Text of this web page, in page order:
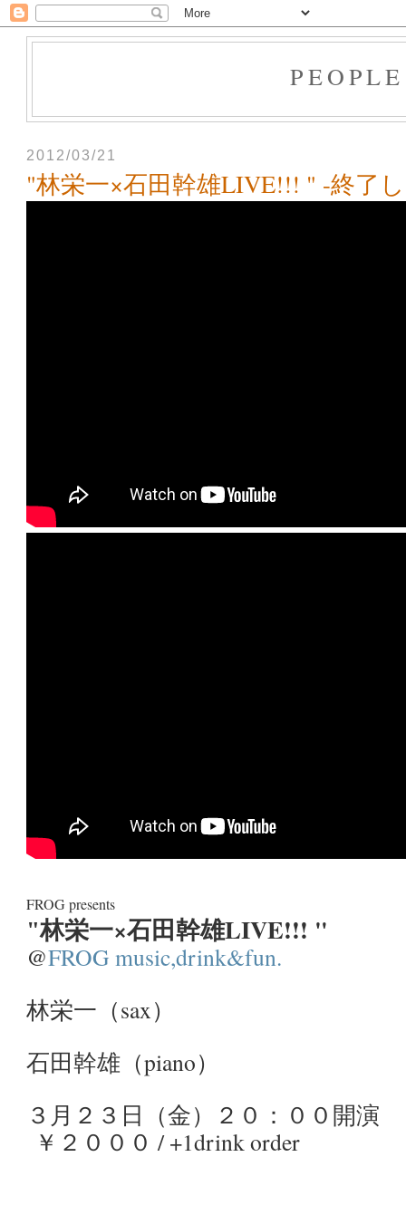
2012/03/21
"林栄一×石田幹雄LIVE!!! " -終了
FROG presents
"林栄一×石田幹雄LIVE!!! "
@FROG music,drink&fun.
林栄一（sax）
石田幹雄（piano）
３月２３日（金）
２０：００開演
￥２０００ / +1drink order